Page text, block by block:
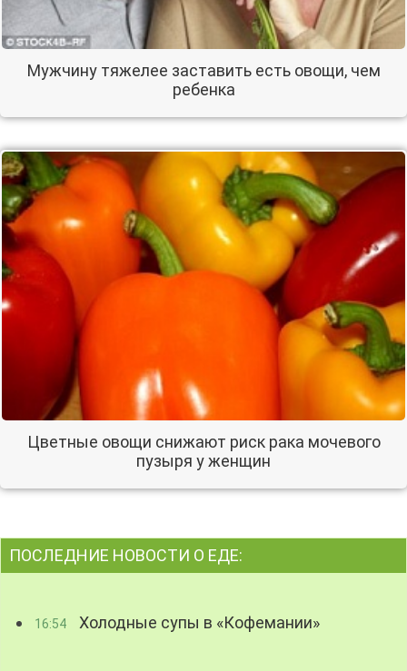
Мужчину тяжелее заставить есть овощи, чем
ребенка
Цветные овощи снижают риск рака мочевого
пузыря у женщин
ПОСЛЕДНИЕ НОВОСТИ О ЕДЕ:
16:54 Холодные супы в «Кофемании»